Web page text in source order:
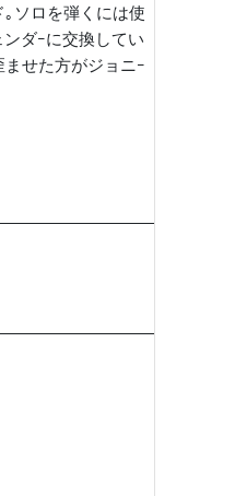
ソロを弾くには使
ダｰに交換してい
せた方がジョニｰ